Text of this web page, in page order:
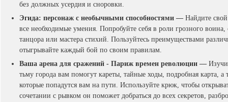
без должных усердия и сноровки.
Эгида: персонаж с необычными способностями — Найдите
все необходимые умения. Попробуйте себя в роли грозного
танцора или мастера стихий. Пользуйтесь преимуществами
отыгрывайте каждый бой по своим правилам.
Ваша арена для сражений - Париж времен революции —
тьму города вам помогут кареты, тайные ходы, подробная карта, а
которые попадутся вам на пути. Используйте крюк, чтобы
сочетании с рывком он поможет добраться до всех секретов,